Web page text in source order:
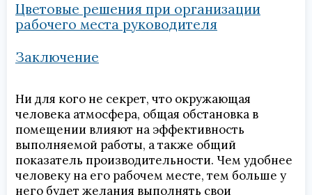
Цветовые решения при организации
рабочего места руководителя
Заключение
Ни для кого не секрет, что окружающая
человека атмосфера, общая обстановка в
помещении влияют на эффективность
выполняемой работы, а также общий
показатель производительности. Чем удобнее
человеку на его рабочем месте, тем больше у
него будет желания выполнять свои